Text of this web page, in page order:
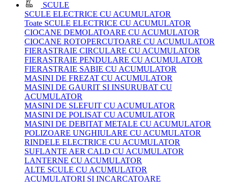
SCULE
SCULE ELECTRICE CU ACUMULATOR
Toate SCULE ELECTRICE CU ACUMULATOR
CIOCANE DEMOLATOARE CU ACUMULATOR
CIOCANE ROTOPERCUTOARE CU ACUMULATOR
FIERASTRAIE CIRCULARE CU ACUMULATOR
FIERASTRAIE PENDULARE CU ACUMULATOR
FIERASTRAIE SABIE CU ACUMULATOR
MASINI DE FREZAT CU ACUMULATOR
MASINI DE GAURIT SI INSURUBAT CU
ACUMULATOR
MASINI DE SLEFUIT CU ACUMULATOR
MASINI DE POLISAT CU ACUMULATOR
MASINI DE DEBITAT METALE CU ACUMULATOR
POLIZOARE UNGHIULARE CU ACUMULATOR
RINDELE ELECTRICE CU ACUMULATOR
SUFLANTE AER CALD CU ACUMULATOR
LANTERNE CU ACUMULATOR
ALTE SCULE CU ACUMULATOR
ACUMULATORI SI INCARCATOARE